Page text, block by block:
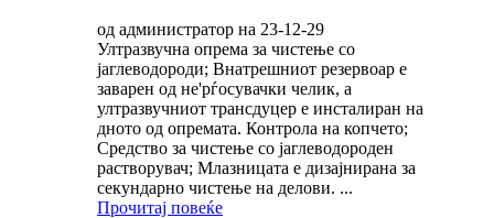
од администратор на 23-12-29
Ултразвучна опрема за чистење со
јаглеводороди; Внатрешниот резервоар е
заварен од не'рѓосувачки челик, а
ултразвучниот трансдуцер е инсталиран на
дното од опремата. Контрола на копчето;
Средство за чистење со јаглеводороден
растворувач; Млазницата е дизајнирана за
секундарно чистење на делови. ...
Прочитај повеќе